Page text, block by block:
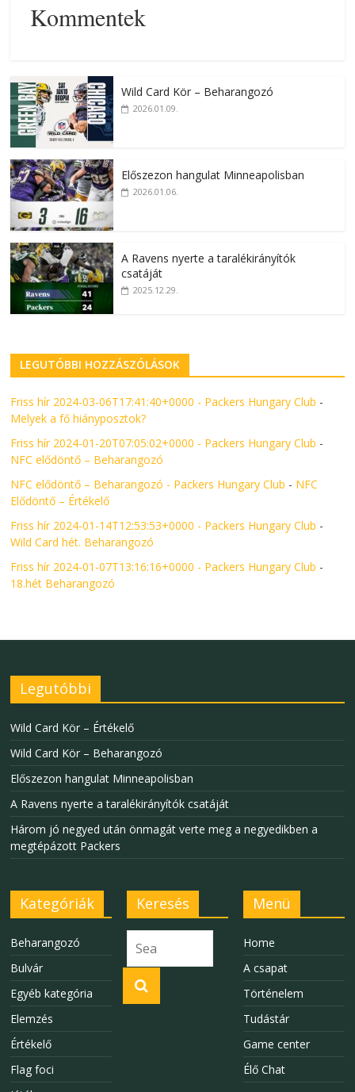
Kommentek
Wild Card Kör – Beharangozó
2026.01.09.
Előszezon hangulat Minneapolisban
2026.01.06.
A Ravens nyerte a taralékirányítók
csatáját
2025.12.29.
LEGUTÓBBI HOZZÁSZÓLÁSOK
Friss hír 2024-03-06T17:41:40+0000 - Packers Hungary Club -
Melyek a fő hiányposztok?
Friss hír 2024-01-20T07:05:02+0000 - Packers Hungary Club -
NFC elődöntő – Beharangozó
NFC elődöntő – Beharangozó - Packers Hungary Club - NFC
Elődöntő – Értékelő
Friss hír 2024-01-14T12:53:53+0000 - Packers Hungary Club -
Wild Card hét. Beharangozó
Friss hír 2024-01-07T13:16:16+0000 - Packers Hungary Club -
18.hét Beharangozó
Legutóbbi
Wild Card Kör – Értékelő
Wild Card Kör – Beharangozó
Előszezon hangulat Minneapolisban
A Ravens nyerte a taralékirányítók csatáját
Három jó negyed után önmagát verte meg a negyedikben a
megtépázott Packers
Kategóriák
Beharangozó
Bulvár
Egyéb kategória
Elemzés
Értékelő
Flag foci
Keresés Menü
Home
A csapat
Történelem
Tudástár
Game center
Élő Chat